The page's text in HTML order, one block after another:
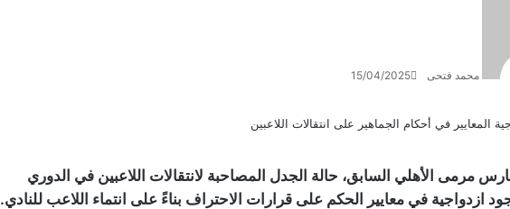
محمد فتحى 15/04/2025
مرمى الأهلي السابق، حالة الجدل المصاحبة لانتقالات اللاعبين في الدوري
ازدواجية في معايير الحكم على قرارات الاحتراف بناءً على انتماء اللاعب للنادي.